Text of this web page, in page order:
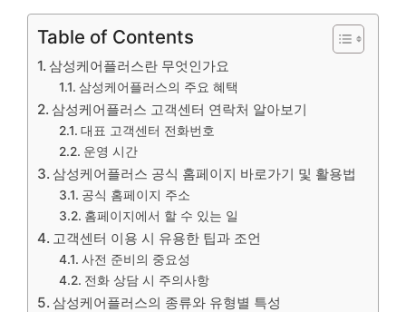
Table of Contents
삼성케어플러스란 무엇인가요
삼성케어플러스의 주요 혜택
삼성케어플러스 고객센터 연락처 알아보기
대표 고객센터 전화번호
운영 시간
삼성케어플러스 공식 홈페이지 바로가기 및 활용법
공식 홈페이지 주소
홈페이지에서 할 수 있는 일
고객센터 이용 시 유용한 팁과 조언
사전 준비의 중요성
전화 상담 시 주의사항
삼성케어플러스의 종류와 유형별 특성